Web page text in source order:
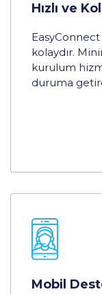
Hızlı ve
EasyConnect
kolaydır.
kurulum
duruma
Mobil